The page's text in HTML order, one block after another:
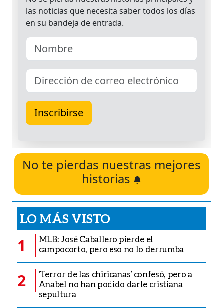
No te pierdas nuestras mejores
historias
LO MÁS VISTO
1
MLB: José Caballero pierde el
campocorto, pero eso no lo derrumba
2
‘Terror de las chiricanas’ confesó, pero a
Anabel no han podido darle cristiana
sepultura